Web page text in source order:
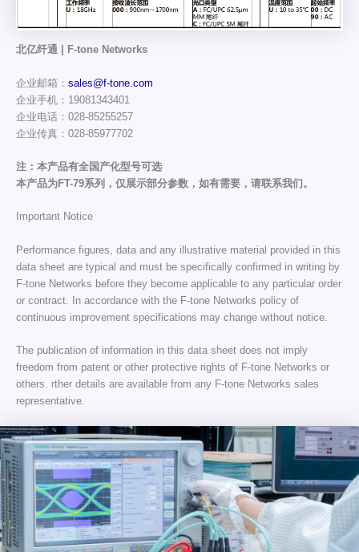
北亿纤通 | F-tone Networks
企业邮箱： sales@f-tone.com
企业手机：19081343401
企业电话：028-85255257
企业传真：028-85977702
注：本产品有全国产化型号可选
本产品为FT-79系列，仅展示部分参数，如有需要，请联系我们。
Important Notice
Performance figures, data and any illustrative material provided in this
data sheet are typical and must be specifically confirmed in writing by
F-tone Networks before they become applicable to any particular order
or contract. In accordance with the F-tone Networks policy of
continuous improvement specifications may change without notice.
The publication of information in this data sheet does not imply
freedom from patent or other protective rights of F-tone Networks or
others. rther details are available from any F-tone Networks sales
representative.